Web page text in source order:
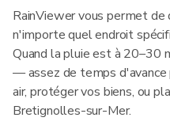
RainViewer vous permet
n'importe quel endroit
Quand la pluie est à 20–30
— assez de temps d'avance
air, protéger vos biens, ou
Bretignolles-sur-Mer.